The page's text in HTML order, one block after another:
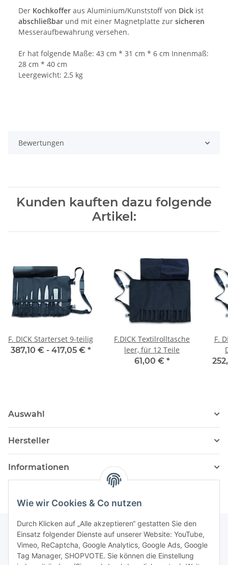
Wie wir Cookies & Co nutzen
Durch Klicken auf „Alle akzeptieren“ gestatten Sie den
Einsatz folgender Dienste auf unserer Website: YouTube,
Vimeo, ReCaptcha, Google Analytics, Google Ads, Google
Tag Manager, SHOPVOTE. Sie können die Einstellung
Der Kochkoffer aus Aluminium/Kunststoff von Dick ist
abschließbar und mit einer Magnetplatte zur sicheren
Messeraufbewahrung versehen.
Er hat folgende Maße: 43 cm * 31 cm * 6 cm Innenmaß:
28 cm * 40 cm
Leergewicht: 2,5 kg
Bewertungen
Kunden kauften dazu folgende
Artikel:
F. DICK Starterset 9-teilig
387,10 € - 417,05 € *
F.DICK Textilrolltasche
leer, für 12 Teile
61,00 € *
F.
Auswahl
Hersteller
Informationen
Newsletter Abonnieren